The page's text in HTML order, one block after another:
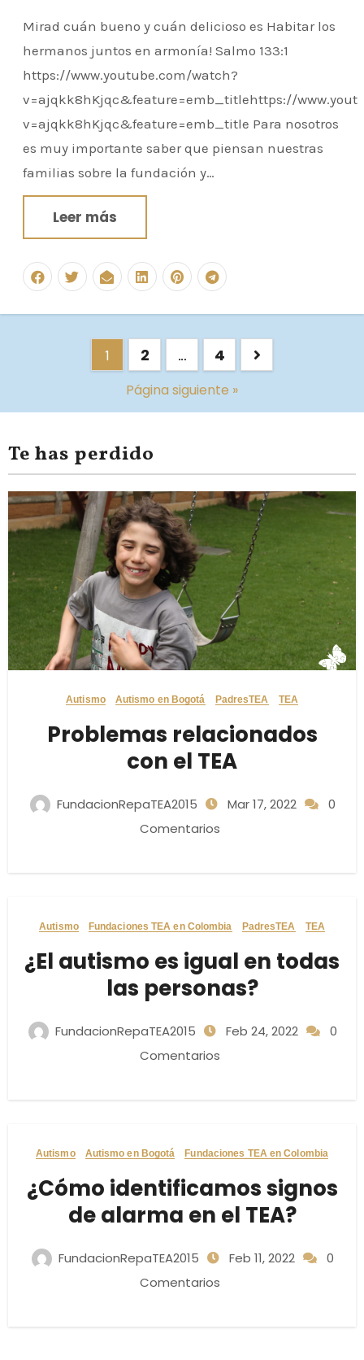
Mirad cuán bueno y cuán delicioso es Habitar los
hermanos juntos en armonía!​ Salmo 133:1
https://www.youtube.com/watch?
v=ajqkk8hKjqc&feature=emb_titlehttps://
v=ajqkk8hKjqc&feature=emb_title Para nosotros
es muy importante saber que piensan nuestras
familias sobre la fundación y…
Leer más
1 2 … 4
Página siguiente »
Te has perdido
Autismo Autismo en Bogotá PadresTEA TEA
Problemas relacionados
con el TEA
FundacionRepaTEA2015 Mar 17, 2022
0
Comentarios
Autismo Fundaciones TEA en Colombia PadresTEA TEA
¿El autismo es igual en todas
las personas?
FundacionRepaTEA2015 Feb 24, 2022
0
Comentarios
Autismo Autismo en Bogotá Fundaciones TEA en Colombia
¿Cómo identificamos signos
de alarma en el TEA?
FundacionRepaTEA2015 Feb 11, 2022
0
Comentarios